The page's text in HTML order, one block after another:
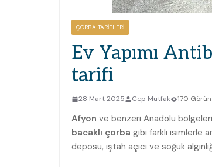
ÇORBA TARIFLERI
Ev Yapımı
tarifi
28 Mart 2025 Cep Mutfak 170
Afyon ve benzeri Anadolu
bacaklı çorba gibi farklı isimlerle
deposu, iştah açıcı ve soğuk